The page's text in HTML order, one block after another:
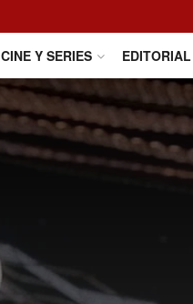
CINE Y SERIES EDITORIAL